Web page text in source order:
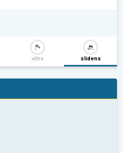
vētra slidens